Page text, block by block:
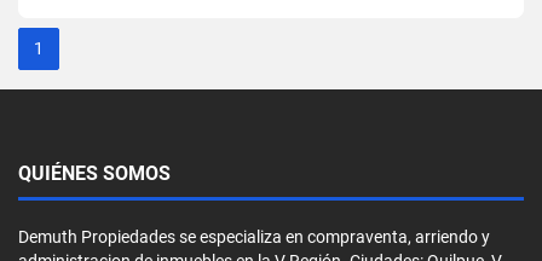
1
QUIÉNES SOMOS
Demuth Propiedades se especializa en compraventa, arriendo y